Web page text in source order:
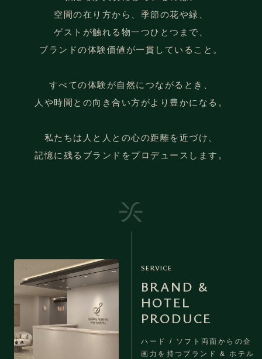
空間の在り方から、季節の花や緑、
ゲストが触れる物一つひとつまで、
ブランドの体験価値が一貫していること。
すべての体験が自然につながるとき、
人や時間との向き合い方がより豊かになる。
私たちは人と人との心の距離を近づけ、
記憶に残るブランドをプロデュースします。
SERVICE
BRAND &
HOTEL
PRODUCE
ハード / ソフト両面からの企
画力を持つ ブランド & ホテル